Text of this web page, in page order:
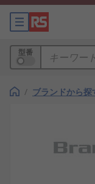
型番
/ ブランドから探